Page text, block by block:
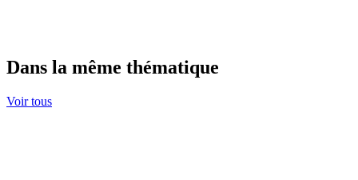
Dans la même thématique
Voir tous